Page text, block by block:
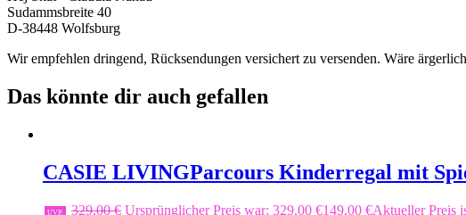
Sudammsbreite 40
D-38448 Wolfsburg
Wir empfehlen dringend, Rücksendungen versichert zu versenden. Wäre
Das könnte dir auch gefallen
CASIE LIVINGParcours Kinderregal mit
UVP: 329,00€ Ursprünglicher Preis war: 329,00 €149,00 €Aktueller Preis